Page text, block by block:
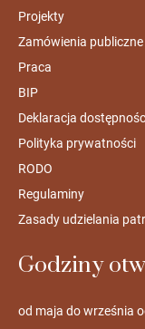
Projekty
Zamówienia publiczne
Praca
BIP
Deklaracja
Polityka prywatności
RODO
Regulaminy
Zasady udzielania
Godziny
od maja do września